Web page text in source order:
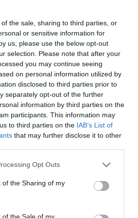
the sale, sharing to third parties, or
or sensitive information for
us, please use the below opt-out
selection. Please note that after your
you may continue seeing
on personal information utilized by
disclosed to third parties prior to
separately opt-out of the further
information by third parties on the
participants. This information may
to third parties on the IAB’s List of
that may further disclose it to other
app uses one or more Google
or usage behaviour. You may click to
to Google and its third-party tags to
specified purposes in below Google
Opt Outs
of the Sharing of my
of the Sale of my
συμφωνήθηκε η
του ΣΥΡΙΖΑ στο
σε μία σειρά από κρίσιμους
και αντιμετώπισης της
στη βάση προοδευτικών
ατζέντα, ψηφιακή πολιτική,
εξελίξεις και
ο κρίσιμος ρόλος του
περίοδο, τόσο εντός της GUE
με όλες τις προοδευτικές
ειδικά σε συνέχεια των
του Προέδρου του ΣΥΡΙΖΑ